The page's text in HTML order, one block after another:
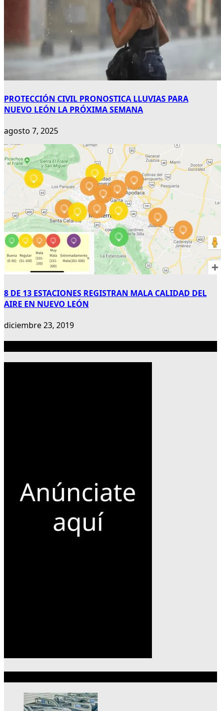
PROTECCIÓN CIVIL PRONOSTICA LLUVIAS PARA
NUEVO LEÓN LA PRÓXIMA SEMANA
agosto 7, 2025
8 DE 13 ESTACIONES REGISTRAN MALA CALIDAD DEL
AIRE EN NUEVO LEÓN
diciembre 23, 2019